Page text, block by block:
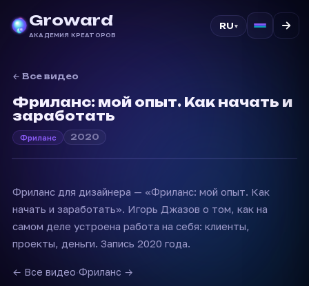
Groward
АКАДЕМИЯ КРЕАТОРОВ
RU▾
← Все видео
Фриланс: мой опыт. Как начать и
заработать
Фриланс 2020
Фриланс для дизайнера — «Фриланс: мой опыт. Как
начать и заработать». Игорь Джазов о том, как на
самом деле устроена работа на себя: клиенты,
проекты, деньги. Запись 2020 года.
← Все видео·Фриланс →